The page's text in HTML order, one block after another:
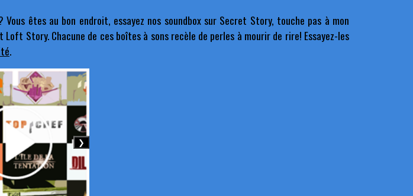
êtes au bon endroit, essayez nos soundbox sur Secret Story, touche pas à mon
Story. Chacune de ces boîtes à sons recèle de perles à mourir de rire! Essayez-les
.
❯